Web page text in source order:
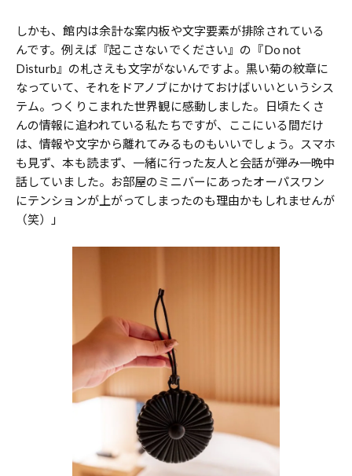
しかも、館内は余計な案内板や文字要素が排除されている
んです。例えば『起こさないでください』の『Do not
Disturb』の札さえも文字がないんですよ。黒い菊の紋章に
なっていて、それをドアノブにかけておけばいいというシス
テム。つくりこまれた世界観に感動しました。日頃たくさ
んの情報に追われている私たちですが、ここにいる間だけ
は、情報や文字から離れてみるものもいいでしょう。スマホ
も見ず、本も読まず、一緒に行った友人と会話が弾み一晩中
話していました。お部屋のミニバーにあったオーパスワン
にテンションが上がってしまったのも理由かもしれませんが
（笑）」